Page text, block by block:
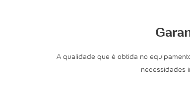
A qualidade que é obtida no
necessidades